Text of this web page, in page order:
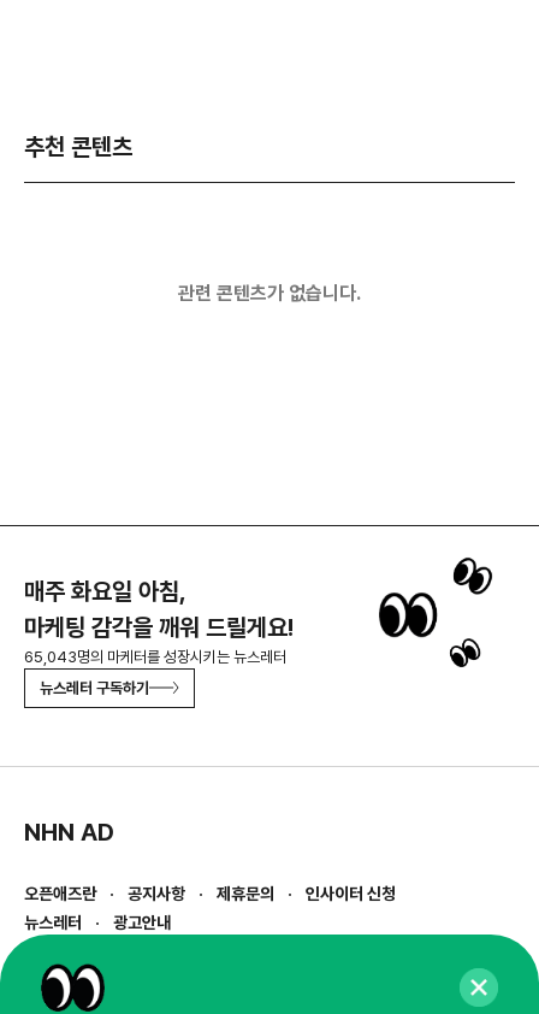
추천 콘텐츠
관련 콘텐츠가 없습니다.
매주 화요일 아침,
마케팅 감각을 깨워 드릴게요!
65,043명의 마케터를 성장시키는 뉴스레터
뉴스레터 구독하기
NHN AD
오픈애즈란 공지사항 제휴문의
인사이터 신청
뉴스레터
광고안내
경기도 성남시 분당구 대왕판교로645번길 16
사업자등록번호 : 144-81-27690(